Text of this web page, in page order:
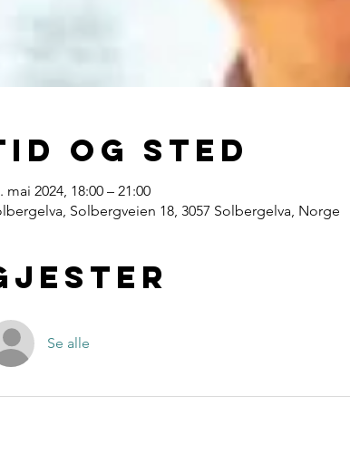
og sted
mai 2024, 18:00 – 21:00
Solbergveien 18, 3057 Solbergelva, Norge
Se alle